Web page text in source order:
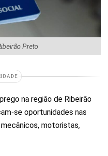
Preto
na região de Ribeirão
se oportunidades nas
motoristas,